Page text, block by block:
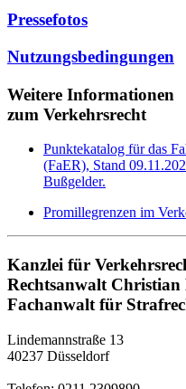
Pressefotos
Nutzungsbedingungen
Weitere Informationen
zum Verkehrsrecht
Punktekatalog für das
(FaER), Stand
Bußgelder.
Promillegrenzen im
Kanzlei für
Rechtsanwalt Christian
Fachanwalt für
Lindemannstraße 13
40237 Düsseldorf